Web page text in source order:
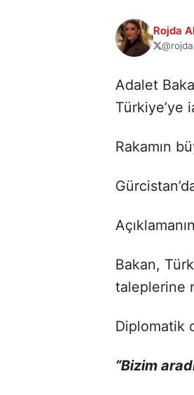
Rojda
Adalet
Türkiye’ye
Rakamın
Bakan,
taleplerine
Diplomatik
“Bizim